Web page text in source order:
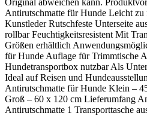
Original abweichen kann.
Antirutschmatte für Hunde Leicht
Kunstleder Rutschfeste Unterseite
rollbar Feuchtigkeitsresistent Mit
Größen erhältlich
für Hunde Auflage für Trimmtische
Hundetransportbox nutzbar Als
Ideal auf Reisen und
Antirutschmatte für Hunde Klein –
Groß – 60 x 120 cm Lieferumfang
Antirutschmatte 1 Transporttasche